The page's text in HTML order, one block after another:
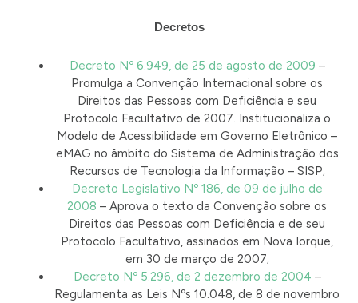
Decretos
Decreto Nº 6.949, de 25 de agosto de 2009 –
Promulga a Convenção Internacional sobre os
Direitos das Pessoas com Deficiência e seu
Protocolo Facultativo de 2007. Institucionaliza o
Modelo de Acessibilidade em Governo Eletrônico –
eMAG no âmbito do Sistema de Administração dos
Recursos de Tecnologia da Informação – SISP;
Decreto Legislativo Nº 186, de 09 de julho de
2008 – Aprova o texto da Convenção sobre os
Direitos das Pessoas com Deficiência e de seu
Protocolo Facultativo, assinados em Nova Iorque,
em 30 de março de 2007;
Decreto Nº 5.296, de 2 dezembro de 2004 –
Regulamenta as Leis Nºs 10.048, de 8 de novembro